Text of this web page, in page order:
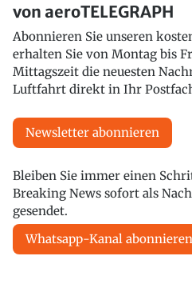
von aeroTELEGRAPH
Abonnieren Sie unseren
erhalten Sie von Montag bis
Mittagszeit die neuesten
Luftfahrt direkt in Ihr
Newsletter abonnieren
Bleiben Sie immer einen
Breaking News sofort als
gesendet.
Whatsapp-Kanal abonnieren